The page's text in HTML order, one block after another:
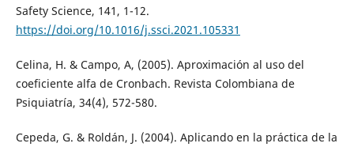
Safety Science, 141, 1-12.
https://doi.org/10.1016/j.ssci.2021.105331
Celina, H. & Campo, A, (2005). Aproximación al uso del
coeficiente alfa de Cronbach. Revista Colombiana de
Psiquiatría, 34(4), 572-580.
Cepeda, G. & Roldán, J. (2004). Aplicando en la práctica de la